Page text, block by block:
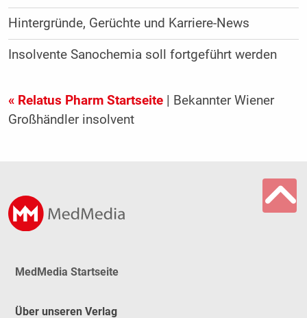
Hintergründe, Gerüchte und Karriere-News
Insolvente Sanochemia soll fortgeführt werden
« Relatus Pharm Startseite| Bekannter Wiener
Großhändler insolvent
MedMedia Startseite
Über unseren Verlag